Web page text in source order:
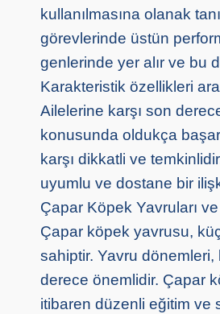
kullanılmasına olanak
görevlerinde üstün
genlerinde yer alır ve bu
Karakteristik özellikleri
Ailelerine karşı son
konusunda oldukça
karşı dikkatli ve
uyumlu ve dostane bir
Çapar Köpek Yavruları ve
Çapar köpek yavrusu,
sahiptir. Yavru
derece önemlidir. Çapar
itibaren düzenli eğitim ve